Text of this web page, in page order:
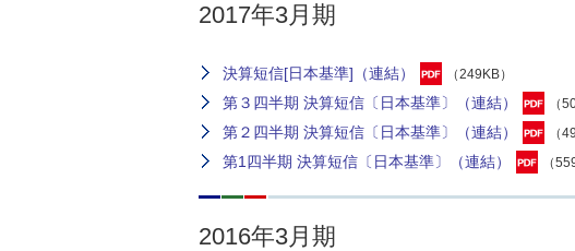
2017年3月期
決算短信[日本基準]（連結） （249KB）
第３四半期 決算短信〔日本基準〕（連結） （
第２四半期 決算短信〔日本基準〕（連結） （
第1四半期 決算短信〔日本基準〕（連結） （
2016年3月期